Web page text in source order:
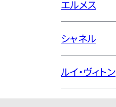
エルメス
シャネル
ルイ・ヴィトン